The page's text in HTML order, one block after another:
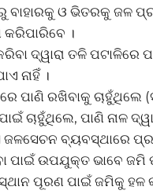
ଓ ଭିତରକୁ ଜଳ
।
ଦ୍ୱାରା ତଳି
ନାହିଁ ।
ପାଣି ରଖିବାକୁ ଚାହୁଁଥିଲେ
ଚାହୁଁଥିଲେ, ପାଣି ନାଳ
ବ୍ୟବସ୍ଥାରେ
ପାଇଁ ଉପଯୁକ୍ତ ଭାବେ
ପୂରଣ ପାଇଁ ଜମିକୁ ହଳ